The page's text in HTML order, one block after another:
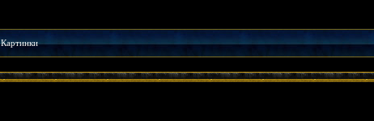
Картинки